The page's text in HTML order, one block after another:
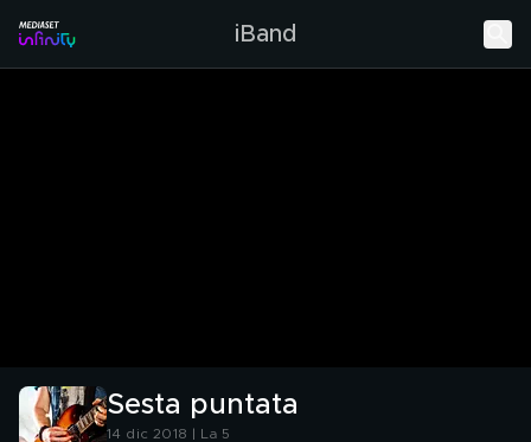
iBand
Sesta puntata
14 dic 2018 | La 5